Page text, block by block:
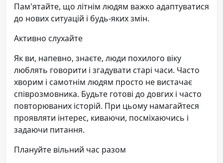
Пам'ятайте, що літнім людям важко адаптуватися
до нових ситуацій і будь-яких змін.
Активно слухайте
Як ви, напевно, знаєте, люди похилого віку
люблять говорити і згадувати старі часи. Часто
хворим і самотнім людям просто не вистачає
співрозмовника. Будьте готові до довгих і часто
повторюваних історій. При цьому намагайтеся
проявляти інтерес, киваючи, посміхаючись і
задаючи питання.
Плануйте вільний час разом